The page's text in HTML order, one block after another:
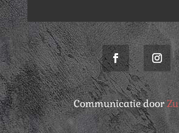
Communicatie door